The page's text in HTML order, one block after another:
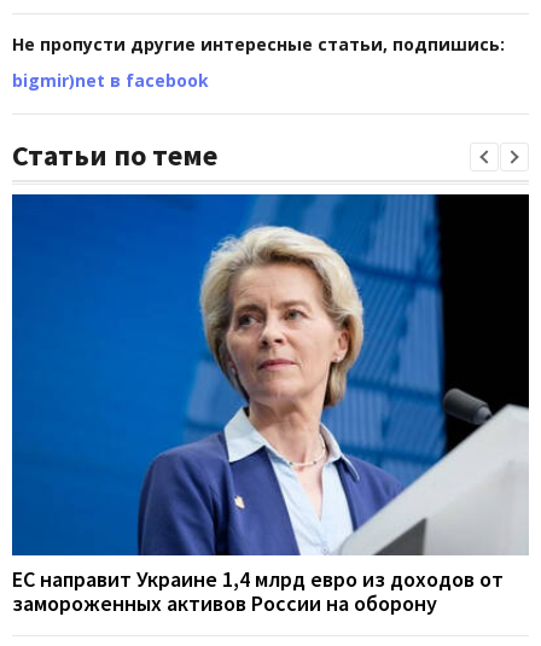
Не пропусти другие интересные статьи, подпишись:
bigmir)net в facebook
Статьи по теме
ЕС направит Украине 1,4 млрд евро из доходов от
замороженных активов России на оборону